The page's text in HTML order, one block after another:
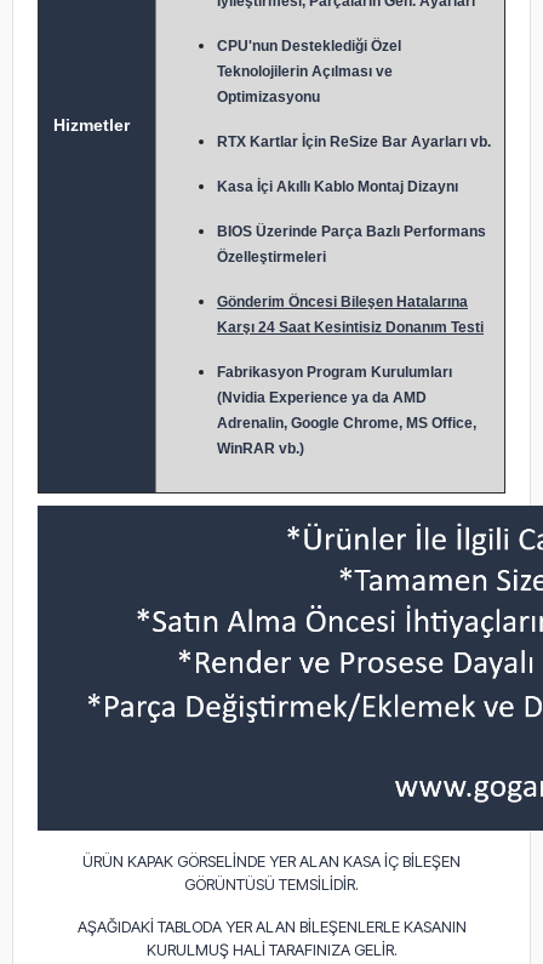
Hizmetler
CPU'nun Desteklediği Özel
Teknolojilerin Açılması ve
Optimizasyonu
RTX Kartlar İçin ReSize Bar Ayarları vb.
Kasa İçi Akıllı Kablo Montaj Dizaynı
BIOS Üzerinde Parça Bazlı Performans
Özelleştirmeleri
Gönderim Öncesi Bileşen Hatalarına
Karşı 24 Saat Kesintisiz Donanım Testi
Fabrikasyon Program Kurulumları
(Nvidia Experience ya da AMD
Adrenalin, Google Chrome, MS Office,
WinRAR vb.)
ÜRÜN KAPAK GÖRSELİNDE YER ALAN KASA İÇ BİLEŞEN
GÖRÜNTÜSÜ TEMSİLİDİR.
AŞAĞIDAKİ TABLODA YER ALAN BİLEŞENLERLE KASANIN
KURULMUŞ HALİ TARAFINIZA GELİR.